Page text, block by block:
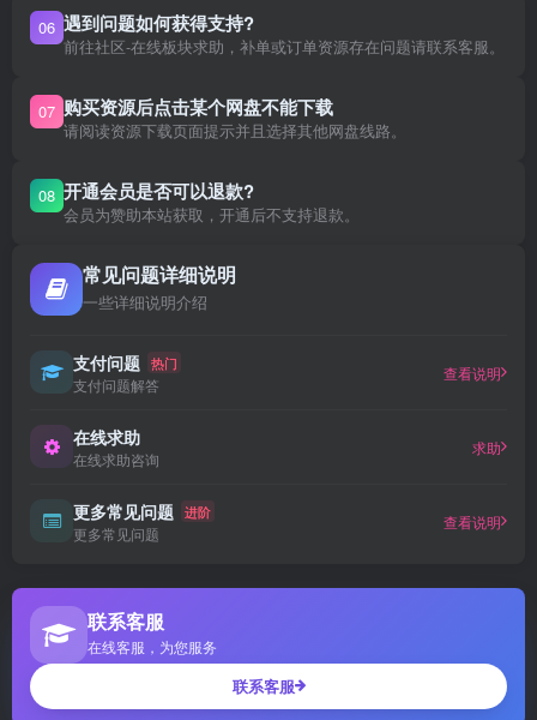
06 遇到问题如何获得支持?
前往社区-在线板块求助，补单或订单资源存在问题请联系客服。
07 购买资源后点击某个网盘不能下载
请阅读资源下载页面提示并且选择其他网盘线路。
08 开通会员是否可以退款?
会员为赞助本站获取，开通后不支持退款。
常见问题详细说明
一些详细说明介绍
支付问题 热门
支付问题解答
查看说明
在线求助
在线求助咨询
求助
更多常见问题 进阶
更多常见问题
查看说明
联系客服
在线客服，为您服务
联系客服